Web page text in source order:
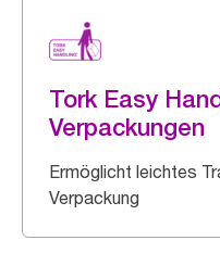
Tork Easy
Verpackungen
Ermöglicht leichtes
Verpackung